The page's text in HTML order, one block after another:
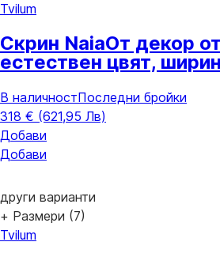
Tvilum
Скрин NaiaОт декор
естествен цвят,
В наличностПоследни бройки
318 € (621,95 Лв)
Добави
Добави
други варианти
+ Размери (7)
Tvilum